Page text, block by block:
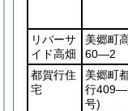
リバーサ
イド高畑
美郷町
60―2
都賀行住
宅
美郷町
行
号)